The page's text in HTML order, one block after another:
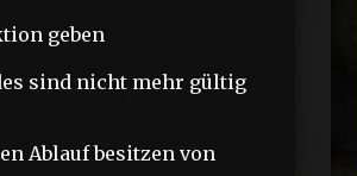
geben
sind nicht mehr gültig
Ablauf besitzen von